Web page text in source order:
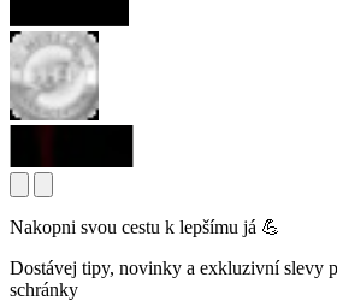
Nakopni svou cestu k lepšímu já 💪
Dostávej tipy, novinky a exkluzivní slevy
schránky